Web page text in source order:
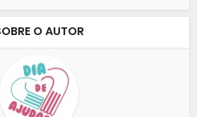
O AUTOR